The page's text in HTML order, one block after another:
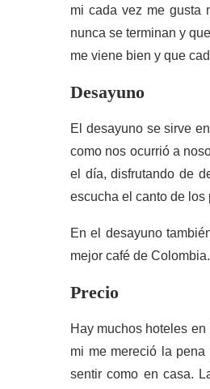
mi cada vez me gusta
nunca se terminan y
me viene bien y que
Desayuno
El desayuno se sirve
como nos ocurrió a
el día, disfrutando de
escucha el canto de los
En el desayuno
mejor café de
Precio
Hay muchos hoteles
mi me mereció la
sentir como en casa.